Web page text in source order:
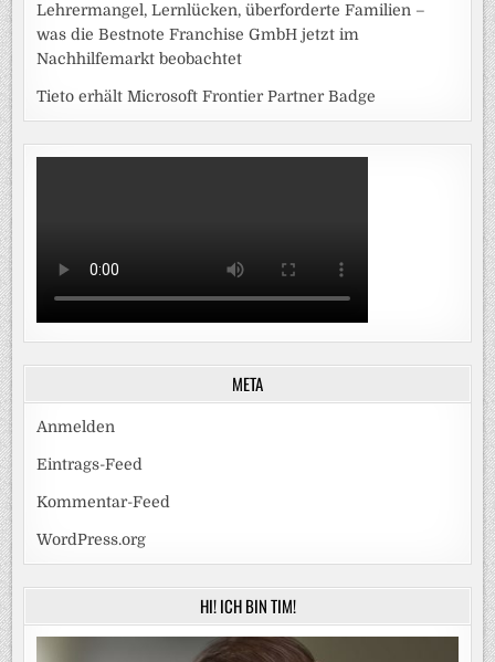
Lehrermangel, Lernlücken, überforderte Familien –
was die Bestnote Franchise GmbH jetzt im
Nachhilfemarkt beobachtet
Tieto erhält Microsoft Frontier Partner Badge
META
Anmelden
Eintrags-Feed
Kommentar-Feed
WordPress.org
HI! ICH BIN TIM!